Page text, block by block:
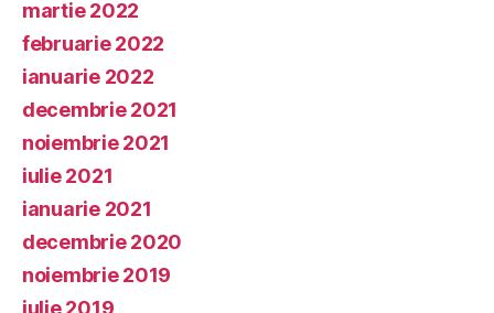
martie 2022
februarie 2022
ianuarie 2022
decembrie 2021
noiembrie 2021
iulie 2021
ianuarie 2021
decembrie 2020
noiembrie 2019
iulie 2019